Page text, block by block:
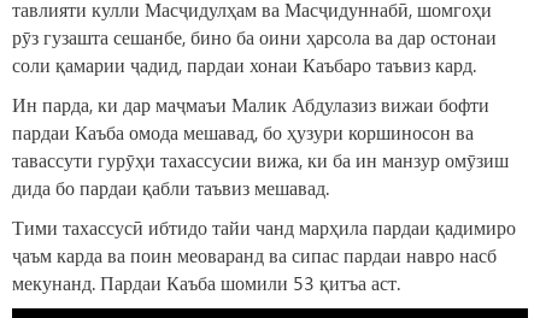
тавлияти кулли Масҷидулҳам ва Масҷидуннабӣ, шомгоҳи
рӯз гузашта сешанбе, бино ба оини ҳарсола ва дар остонаи
соли қамарии ҷадид, пардаи хонаи Каъбаро таъвиз кард.
Ин парда, ки дар маҷмаъи Малик Абдулазиз вижаи бофти
пардаи Каъба омода мешавад, бо ҳузури коршиносон ва
тавассути гурӯҳи тахассусии вижа, ки ба ин манзур омӯзиш
дида бо пардаи қабли таъвиз мешавад.
Тими тахассусӣ ибтидо тайи чанд марҳила пардаи қадимиро
ҷаъм карда ва поин меоваранд ва сипас пардаи навро насб
мекунанд. Пардаи Каъба шомили 53 қитъа аст.